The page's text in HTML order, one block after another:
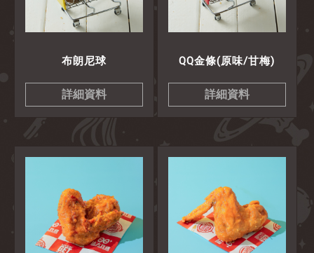
布朗尼球
詳細資料
QQ金條(原味/甘梅)
詳細資料